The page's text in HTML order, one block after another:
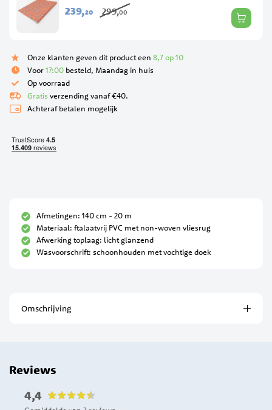
239,20 299,00
Onze klanten geven dit product een 8,7 op 10
Voor17:00 besteld, Maandag in huis
Op voorraad
Gratis verzending vanaf €40.
Achteraf betalen mogelijk
Afmetingen: 140 cm - 20 m
Materiaal: ftalaatvrij PVC met non-woven vliesrug
Afwerking toplaag: licht glanzend
Wasvoorschrift: schoonhouden met vochtige doek
Omschrijving
Reviews
4,4